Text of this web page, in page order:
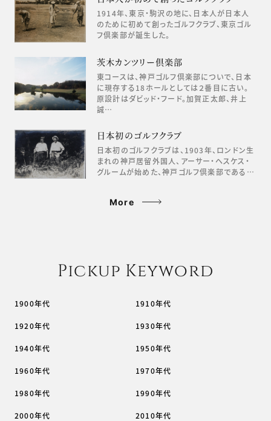
1914年、東京・駒沢の地に、日本人が日本人
のために初めて創ったゴルフクラブ、東京ゴル
フ倶楽部が誕生した。
茨木カンツリー倶楽部
東コースは、神戸ゴルフ倶楽部についで、日本
に現存する18ホールとしては２番目に古い。
原設計はダビッド・フード。加賀正太郎、井上
誠…
日本初のゴルフクラブ
日本初のゴルフクラブは、1903年、ロンドン生
まれの神戸居留外国人、アーサー・ヘスケス・
グルームが始めた、神戸ゴルフ倶楽部である…
More
Pickup Keyword
1900年代 1910年代
1920年代 1930年代
1940年代 1950年代
1960年代 1970年代
1980年代 1990年代
2000年代 2010年代